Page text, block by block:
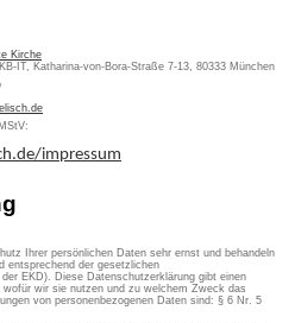
Kirche
IT, Katharina-von-Bora-Straße 7-13, 80333 München
impressum
Ihrer persönlichen Daten sehr ernst und behandeln
entsprechend der gesetzlichen
EKD). Diese Datenschutzerklärung gibt einen
wir sie nutzen und zu welchem Zweck das
von personenbezogenen Daten sind: § 6 Nr. 5